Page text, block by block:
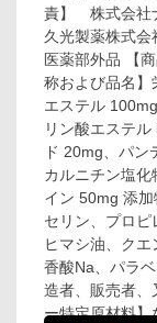
責】 株式会社
久光製薬株式
医薬部外品 【
称および品名】
エステル
リン酸エステ
ド 20mg、パン
カルニチン塩
イン 50mg 添
セリン、プロ
ヒマシ油、ク
香酸Na、パラ
造者、販売者、
ー特定原材料】